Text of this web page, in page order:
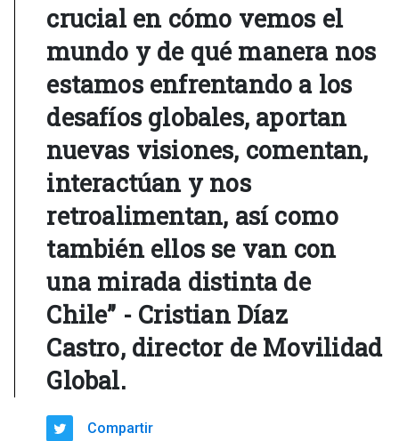
crucial en cómo vemos el
mundo y de qué manera nos
estamos enfrentando a los
desafíos globales, aportan
nuevas visiones, comentan,
interactúan y nos
retroalimentan, así como
también ellos se van con
una mirada distinta de
Chile” - Cristian Díaz
Castro, director de Movilidad
Global.
Compartir